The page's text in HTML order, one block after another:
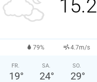
15.2
79% 4.7m/s
FR.
19°
SA.
24°
SO.
29°